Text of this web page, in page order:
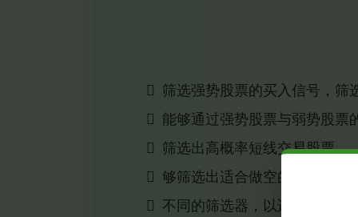
筛选强势股票的买入信号，筛
能够通过强势股票与弱势股票
筛选出高概率短线交易股票
够筛选出适合做空的弱势股票
不同的筛选器，以适应不同的